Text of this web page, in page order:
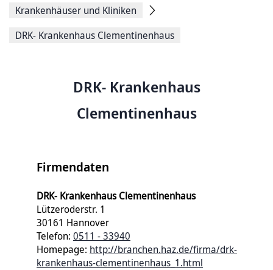
Seite
Krankenhäuser und Kliniken
DRK- Krankenhaus Clementinenhaus
DRK- Krankenhaus
Clementinenhaus
Firmendaten
DRK- Krankenhaus Clementinenhaus
Lützeroderstr. 1
30161 Hannover
Telefon: 0511 - 33940
Homepage: http://branchen.haz.de/firma/drk-
krankenhaus-clementinenhaus_1.html